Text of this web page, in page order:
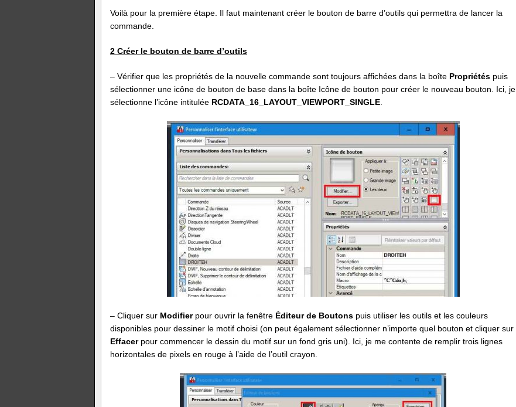
Voilà pour la première étape. Il faut maintenant créer le bouton de barre d’outils qui permettra de lancer la
commande.
2 Créer le bouton de barre d’outils
– Vérifier que les propriétés de la nouvelle commande sont toujours affichées dans la boîte Propriétés puis
sélectionner une icône de bouton de base dans la boîte Icône de bouton pour créer le nouveau bouton. Ici, je
sélectionne l’icône intitulée RCDATA_16_LAYOUT_VIEWPORT_SINGLE
– Cliquer sur Modifierpour ouvrir la fenêtre Éditeur de Boutons puis utiliser les outils et les couleurs
disponibles pour dessiner le motif choisi (on peut également sélectionner n’importe quel bouton et cliquer sur
Effacerpour commencer le dessin du motif sur un fond gris uni). Ici, je me contente de remplir trois lignes
horizontales de pixels en rouge à l’aide de l’outil crayon.